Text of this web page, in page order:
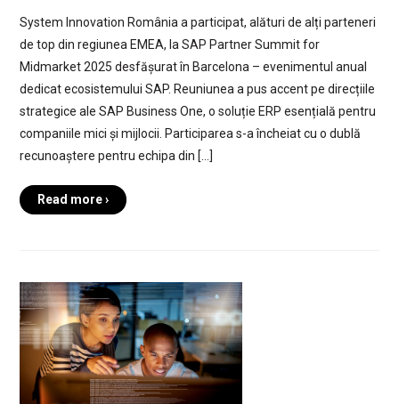
System Innovation România a participat, alături de alți parteneri
de top din regiunea EMEA, la SAP Partner Summit for
Midmarket 2025 desfășurat în Barcelona – evenimentul anual
dedicat ecosistemului SAP. Reuniunea a pus accent pe direcțiile
strategice ale SAP Business One, o soluție ERP esențială pentru
companiile mici și mijlocii. Participarea s-a încheiat cu o dublă
recunoaștere pentru echipa din […]
Read more ›